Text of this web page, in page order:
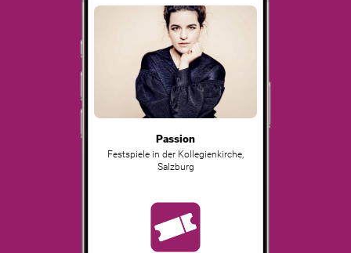
Passion
Festspiele in der Kollegienkirche,
Salzburg